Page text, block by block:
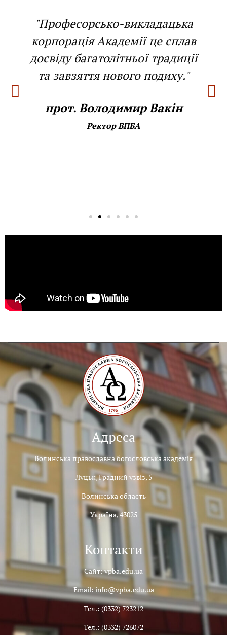
"Професорсько-викладацька
корпорація Академії це сплав
досвіду багатолітньої традиції
та завзяття нового подиху."
прот. Володимир Вакін
Ректор ВПБА
Адреса
Волинська православна богословська академія
Луцьк, Градний узвіз, 5
Волинська область
Україна, 43025
Контакти
Сайт: vpba.edu.ua
Email: info@vpba.edu.ua
Тел.: (0332) 723212
Тел.: (0332) 726072